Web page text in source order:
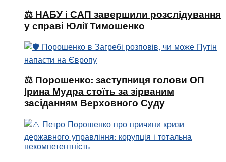
⚖️ НАБУ і САП завершили розслідування
у справі Юлії Тимошенко
⚖️ Порошенко: заступниця голови ОП
Ірина Мудра стоїть за зірваним
засіданням Верховного Суду